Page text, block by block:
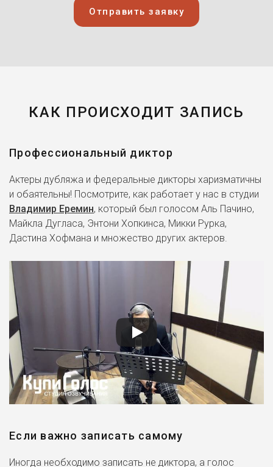
Она – мужчина (2005)
Стимбой (2004)
Воин
Хуп
Дом на Турецкой улице
(2002)
внимания (2000-2006)
Дорога на Эльдорадо
(2000)
Тэцуо Шима
Акира (1988)
Отправить заявку
КАК ПРОИСХОДИТ ЗАПИСЬ
Профессиональный диктор
Актеры дубляжа и федеральные дикторы харизматичны
и обаятельны! Посмотрите, как работает у нас в студии
Владимир Еремин, который был голосом Аль Пачино,
Майкла Дугласа, Энтони Хопкинса, Микки Рурка,
Дастина Хофмана и множество других актеров.
Если важно записать самому
Иногда необходимо записать не диктора, а голос